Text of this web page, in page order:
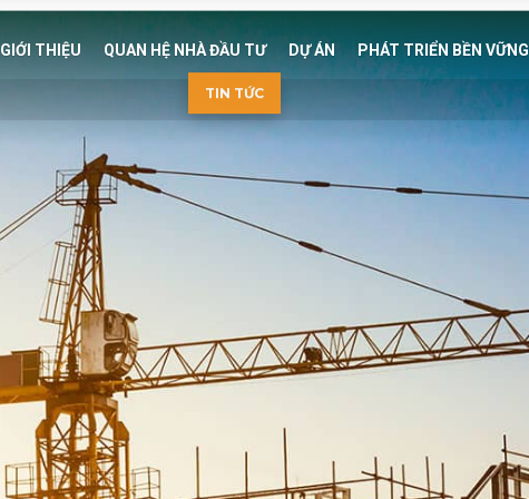
GIỚI THIỆU QUAN HỆ NHÀ ĐẦU TƯ DỰ ÁN PHÁT TRIỂN BỀN VỮNG
TIN TỨC